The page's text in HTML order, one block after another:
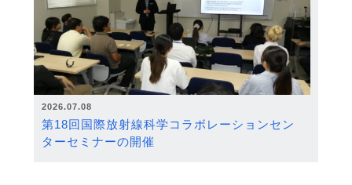
2026.07.08
第18回国際放射線科学コラボレーションセン
ターセミナーの開催